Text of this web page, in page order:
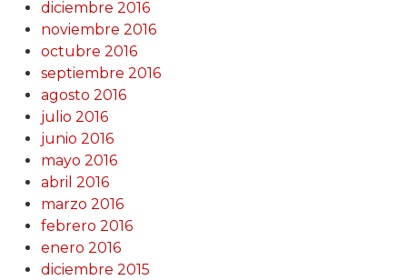
diciembre 2016
noviembre 2016
octubre 2016
septiembre 2016
agosto 2016
julio 2016
junio 2016
mayo 2016
abril 2016
marzo 2016
febrero 2016
enero 2016
diciembre 2015